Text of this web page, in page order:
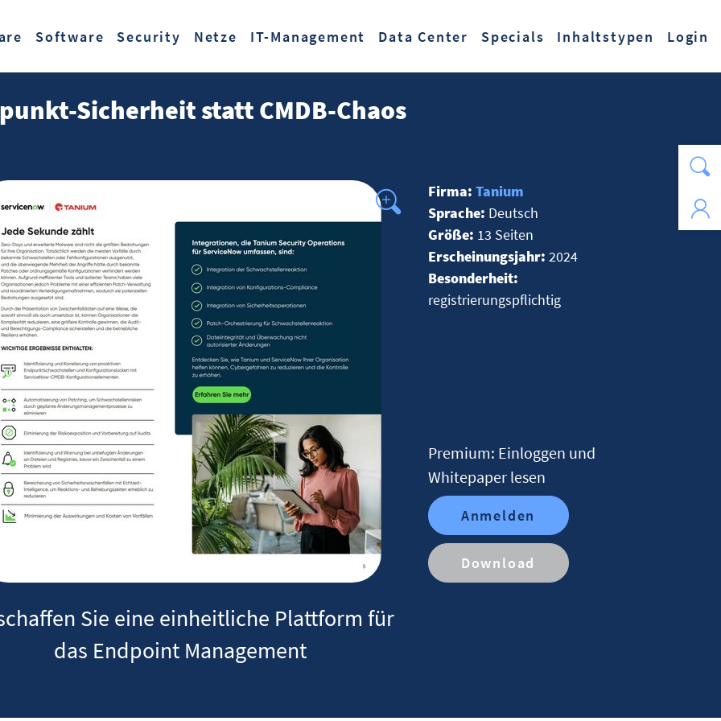
Software Security Netze IT-Management Data Center Specials Inhaltstypen Login
Sicherheit statt CMDB-Chaos
Sie eine einheitliche Plattform für
das Endpoint Management
Firma: Tanium
Sprache: Deutsch
Größe: 13 Seiten
Erscheinungsjahr: 2024
Besonderheit:
registrierungspflichtig
Premium: Einloggen und
Whitepaper lesen
Anmelden
Download